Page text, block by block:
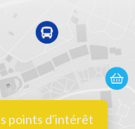
points d'intérêt